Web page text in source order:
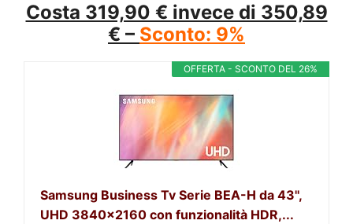
Costa 319,90 € invece di 350,89
€ – Sconto: 9%
OFFERTA - SCONTO DEL 26%
Samsung Business Tv Serie BEA-H da 43'',
UHD 3840x2160 con funzionalità HDR,...